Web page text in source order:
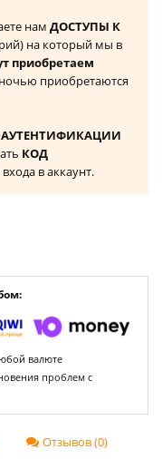
нам ДОСТУПЫ К
на который мы в
приобретаем
приобретаются
КОД
в аккаунт.
валюте
проблем с
Отзывов (0)